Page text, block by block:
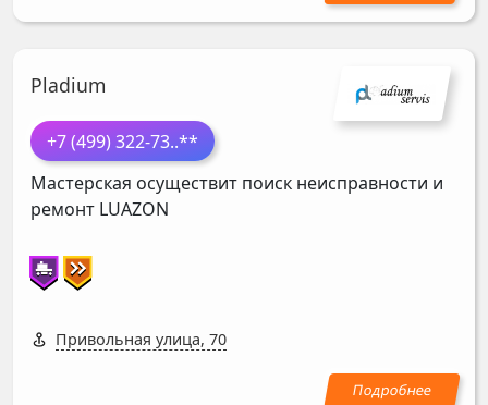
Pladium
+7 (499) 322-73..**
Мастерская осуществит поиск неисправности и
ремонт LUAZON
Привольная улица, 70